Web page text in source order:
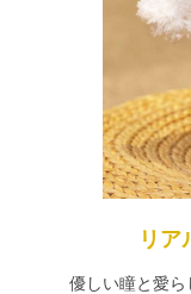
リア
優しい瞳と愛